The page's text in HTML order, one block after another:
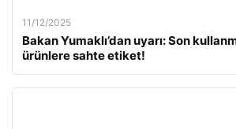
11/12/2025
Bakan Yumaklı’dan uyarı: Son
ürünlere sahte etiket!